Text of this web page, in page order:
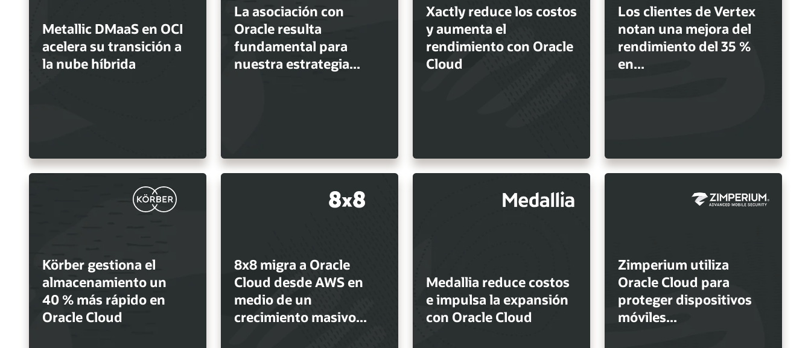
Metallic DMaaS en OCI
acelera su transición a
la nube híbrida
La asociación con
Oracle resulta
fundamental para
nuestra estrategia...
Xactly reduce los costos
y aumenta el
rendimiento con Oracle
Cloud
Los clientes de Vertex
notan una mejora del
rendimiento del 35 %
en...
Körber gestiona el
almacenamiento un
40 % más rápido en
Oracle Cloud
8x8 migra a Oracle
Cloud desde AWS en
medio de un
crecimiento masivo...
Medallia reduce costos
e impulsa la expansión
con Oracle Cloud
Zimperium utiliza
Oracle Cloud para
proteger dispositivos
móviles...